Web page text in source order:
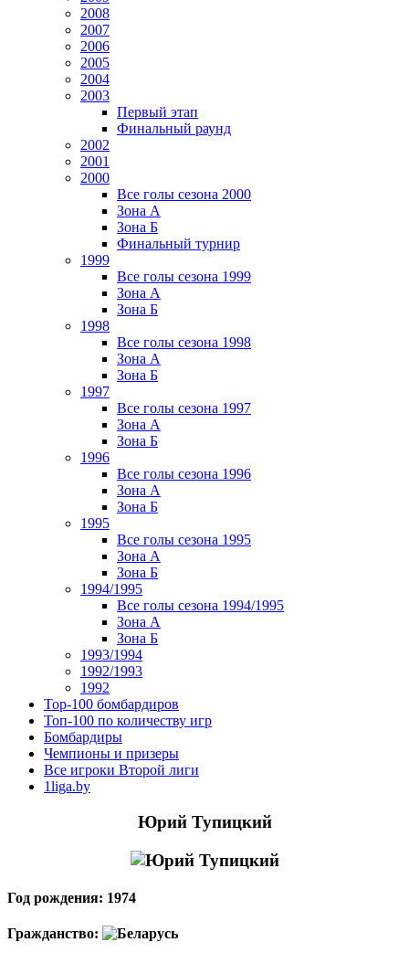
2008
2007
2006
2005
2004
2003
Первый этап
Финальный раунд
2002
2001
2000
Все голы сезона 2000
Зона А
Зона Б
Финальный турнир
1999
Все голы сезона 1999
Зона А
Зона Б
1998
Все голы сезона 1998
Зона А
Зона Б
1997
Все голы сезона 1997
Зона А
Зона Б
1996
Все голы сезона 1996
Зона А
Зона Б
1995
Все голы сезона 1995
Зона А
Зона Б
1994/1995
Все голы сезона 1994/1995
Зона А
Зона Б
1993/1994
1992/1993
1992
Top-100 бомбардиров
Топ-100 по количеству игр
Бомбардиры
Чемпионы и призеры
Все игроки Второй лиги
1liga.by
Юрий Тупицкий
Год рождения: 1974
Гражданство: